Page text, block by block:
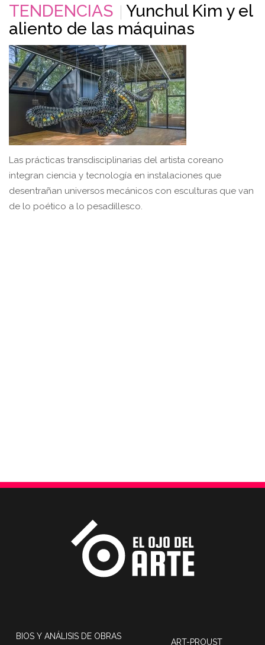
TENDENCIAS
Yunchul Kim y el
aliento de las máquinas
Las prácticas transdisciplinarias del artista coreano
integran ciencia y tecnología en instalaciones que
desentrañan universos mecánicos con esculturas que van
de lo poético a lo pesadillesco.
BIOS Y ANÁLISIS DE OBRAS
ART-PROUST